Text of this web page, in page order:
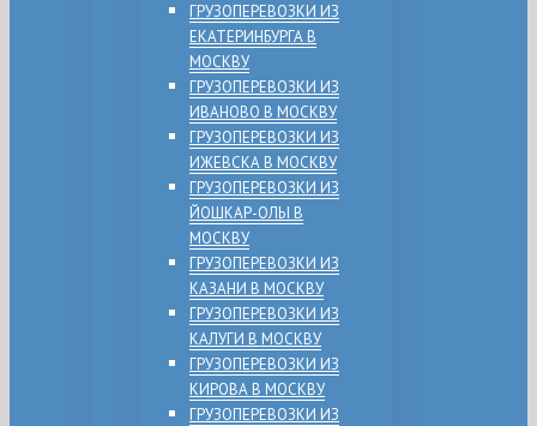
ГРУЗОПЕРЕВОЗКИ ИЗ
ЕКАТЕРИНБУРГА В
МОСКВУ
ГРУЗОПЕРЕВОЗКИ ИЗ
ИВАНОВО В МОСКВУ
ГРУЗОПЕРЕВОЗКИ ИЗ
ИЖЕВСКА В МОСКВУ
ГРУЗОПЕРЕВОЗКИ ИЗ
ЙОШКАР-ОЛЫ В
МОСКВУ
ГРУЗОПЕРЕВОЗКИ ИЗ
КАЗАНИ В МОСКВУ
ГРУЗОПЕРЕВОЗКИ ИЗ
КАЛУГИ В МОСКВУ
ГРУЗОПЕРЕВОЗКИ ИЗ
КИРОВА В МОСКВУ
ГРУЗОПЕРЕВОЗКИ ИЗ